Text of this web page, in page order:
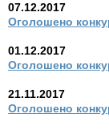
07.12.2017
Оголошено
01.12.2017
Оголошено
21.11.2017
Оголошено